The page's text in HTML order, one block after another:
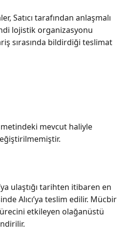
Satıcı tarafından anlaşmalı
lojistik organizasyonu
sırasında bildirdiği teslimat
mevcut haliyle
ulaştığı tarihten itibaren en
Alıcı’ya teslim edilir. Mücbir
etkileyen olağanüstü